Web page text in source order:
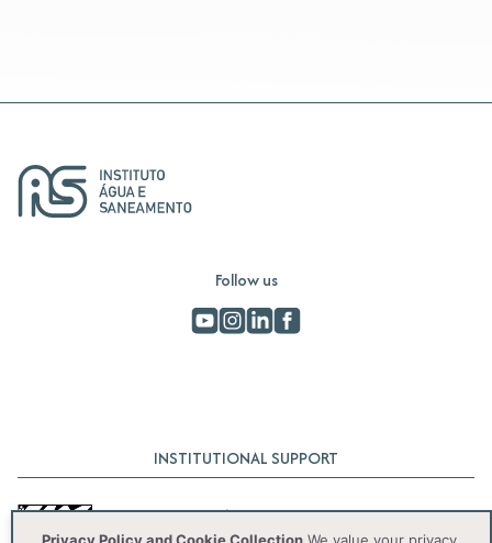
Follow us
INSTITUTIONAL SUPPORT